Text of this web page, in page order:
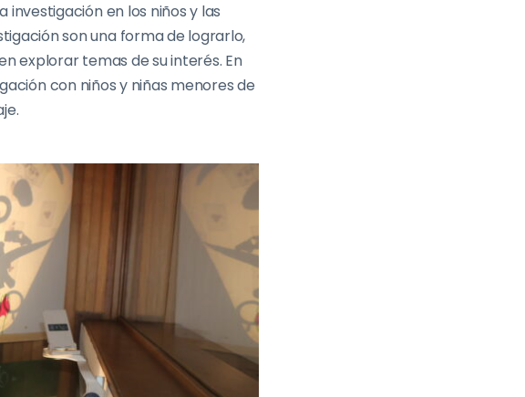
investigación en los niñosy las
son una forma de lograrlo,
explorar temas de su interés. En
con niñosy niñas menores de
.